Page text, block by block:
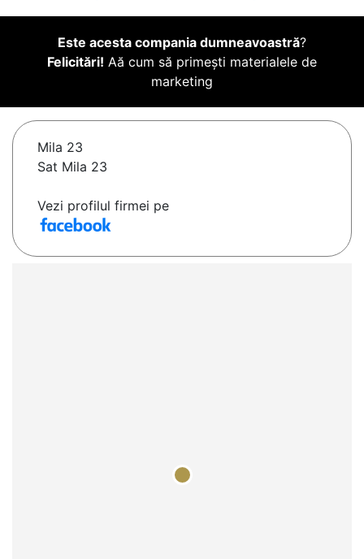
Este acesta compania dumneavoastră?
Felicitări! Aă cum să primești materialele de
marketing
Mila 23
Sat Mila 23
Vezi profilul firmei pe